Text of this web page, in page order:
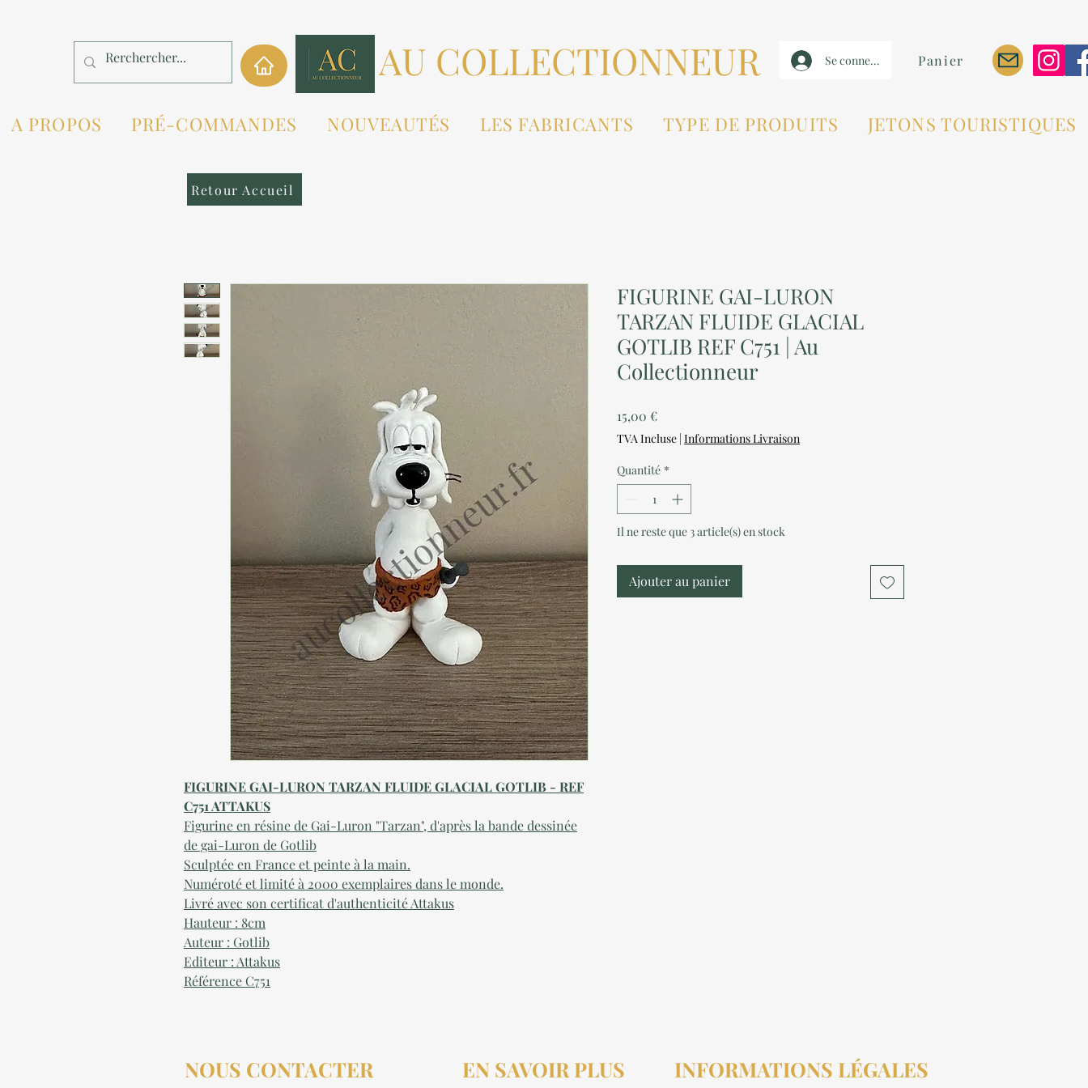
AU COLLECTIONNEUR Se connecter Panier
A PROPOS PRÉ-COMMANDES NOUVEAUTÉS LES FABRICANTS TYPE DE PRODUITS JETONS TOURISTIQUES
FIGURINE GAI-LURON TARZAN FLUIDE GLACIAL GOTLIB - REF
C751 ATTAKUS
Figurine en résine de Gai-Luron "Tarzan", d'après la bande dessinée
de gai-Luron de Gotlib
Sculptée en France et peinte à la main.
Numéroté et limité à 2000 exemplaires dans le monde.
Livré avec son certificat d'authenticité Attakus
Hauteur : 8cm
Auteur : Gotlib
Editeur : Attakus
Référence C751
FIGURINE GAI-LURON
TARZAN FLUIDE GLACIAL
GOTLIB REF C751 | Au
Collectionneur
15,00 €Prix
TVA Incluse | Informations Livraison
Quantité *
Il ne reste que 3 article(s) en stock
Ajouter au panier
Retour Accueil
NOUS CONTACTER EN SAVOIR PLUS INFORMATIONS LÉGALES